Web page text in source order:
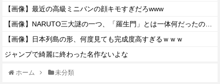
【画像】最近の高級ミニバンの顔キモすぎだろwww
【画像】日本列島の形、何度見ても完成度高すぎるｗｗｗ
ジャンプで綺麗に終わった名作ないよな
ホーム 未分類